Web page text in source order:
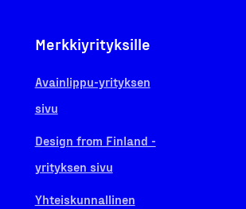
Merkkiyrityksille
Avainlippu-yrityksen
sivu
Design from Finland -
yrityksen sivu
Yhteiskunnallinen